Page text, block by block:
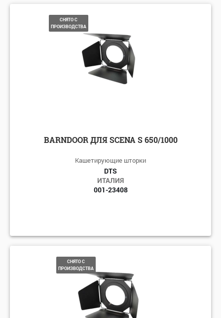
СНЯТО С
ПРОИЗВОДСТВА
BARNDOOR ДЛЯ SCENA S 650/1000
Кашетирующие шторки
DTS
ИТАЛИЯ
001-23408
СНЯТО С
ПРОИЗВОДСТВА